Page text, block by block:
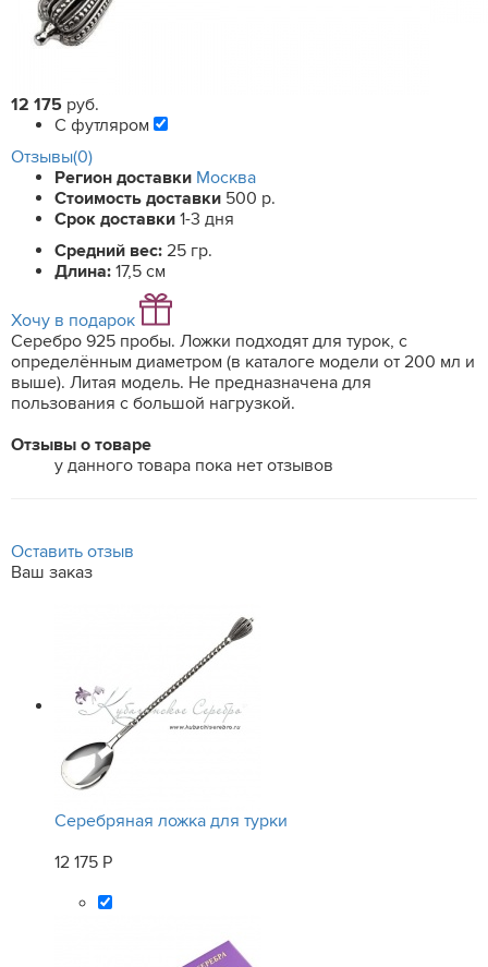
12 175 руб.
С футляром
Отзывы(0)
Регион доставки Москва
Стоимость доставки 500 р.
Срок доставки 1-3 дня
Средний вес: 25 гр.
Длина: 17,5 см
Хочу в подарок
Серебро 925 пробы. Ложки подходят для турок, с
определённым диаметром (в каталоге модели от 200 мл и
выше). Литая модель. Не предназначена для
пользования с большой нагрузкой.
Отзывы о товаре
у данного товара пока нет отзывов
Оставить отзыв
Ваш заказ
Серебряная ложка для турки
12 175 Р